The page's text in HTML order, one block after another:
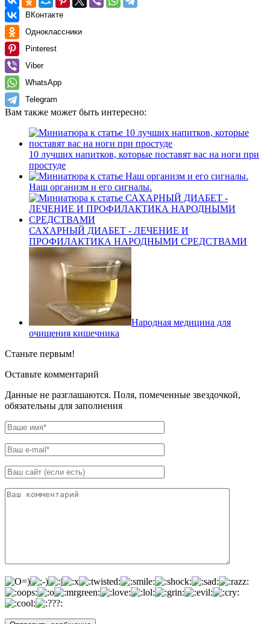
ВКонтакте
Одноклассники
Pinterest
Viber
WhatsApp
Telegram
Вам также может быть интересно:
10 лучших напитков, которые поставят вас на ноги при
простуде
Наш организм и его сигналы.
САХАРНЫЙ ДИАБЕТ - ЛЕЧЕНИЕ И
ПРОФИЛАКТИКА НАРОДНЫМИ СРЕДСТВАМИ
Народная медицина для
очищения кишечника
Станьте первым!
Оставьте комментарий
Данные не разглашаются. Поля, помеченные звездочкой,
обязательны для заполнения